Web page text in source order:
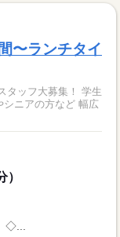
〜ランチタイ
フ大募集！ 学生
シニアの方など 幅広
◇...